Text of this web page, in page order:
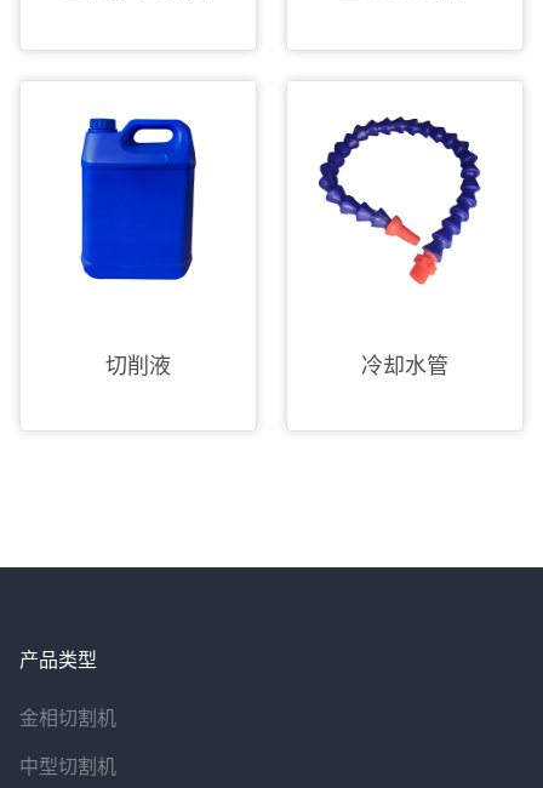
切削液 冷却水管
产品类型
金相切割机
中型切割机